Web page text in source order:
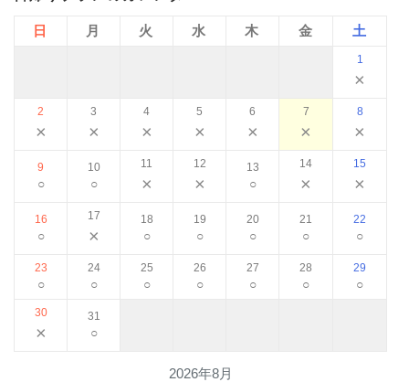
2026年8月
日 月 火 水 木 金 土
1
×
2
×
3
×
4
×
5
×
6
×
7
×
8
×
9
○
10
○
11
×
12
×
13
○
14
×
15
×
16
○
17
×
18
○
19
○
20
○
21
○
22
○
23
○
24
○
25
○
26
○
27
○
28
○
29
○
30
×
31
○